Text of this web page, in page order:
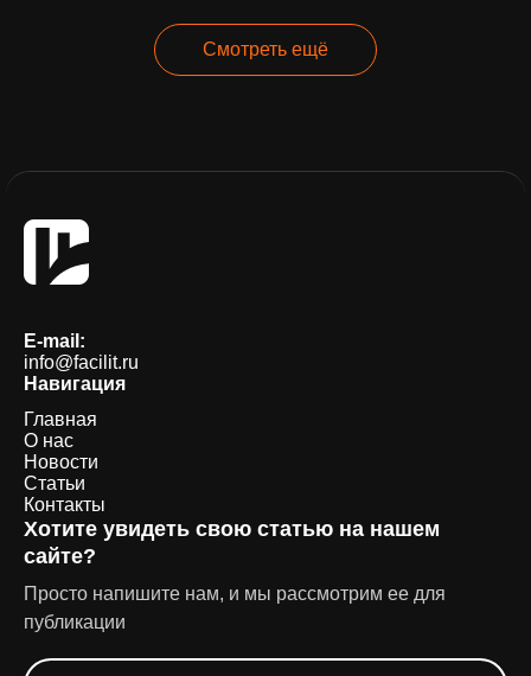
Смотреть ещё
E-mail:
info@facilit.ru
Навигация
Главная
О нас
Новости
Статьи
Контакты
Хотите увидеть свою статью на нашем
сайте?
Просто напишите нам, и мы рассмотрим ее для
публикации